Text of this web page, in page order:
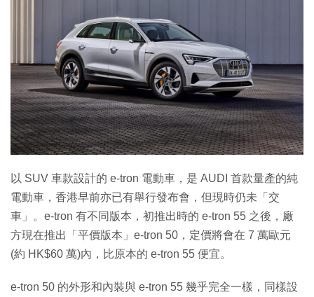
生成式AI與雲端應用
Enterprise Digital Transformation
特集
以 SUV 車款設計的 e-tron 電動車，是 AUDI 首款量產的純
電動車，香港早前亦已有舉行發布會，但現時仍未「交
車」。e-tron 有不同版本，初推出時的 e-tron 55 之後，廠
方現在推出「平價版本」e-tron 50，定價將會在 7 萬歐元
(約 HK$60 萬)內，比原本的 e-tron 55 便宜。
e-tron 50 的外形和內裝與 e-tron 55 幾乎完全一樣，同樣設